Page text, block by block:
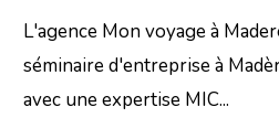
L'agence Mon voyage à
séminaire d'entreprise à
avec une expertise MIC...